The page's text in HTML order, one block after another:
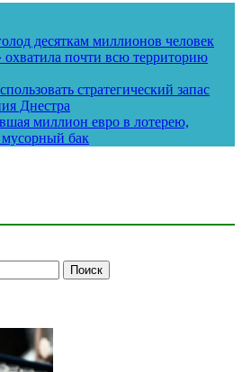
десяткам миллионов человек
охватила почти всю территорию
стратегический запас
Днестра
миллион евро в лотерею,
бак